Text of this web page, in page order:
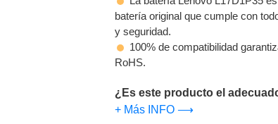
batería original que cumple con
y seguridad.
100% de compatibilidad
RoHS.
¿Es este producto el
+ Más INFO ⟶